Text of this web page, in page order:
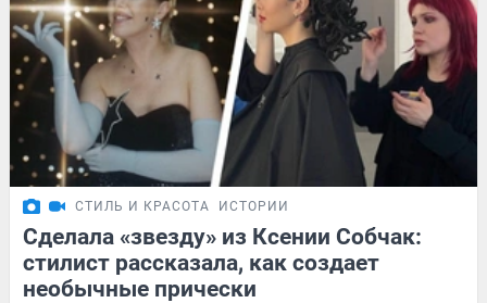
СТИЛЬ И КРАСОТА ИСТОРИИ
Сделала «звезду» из Ксении Собчак:
стилист рассказала, как создает
необычные прически